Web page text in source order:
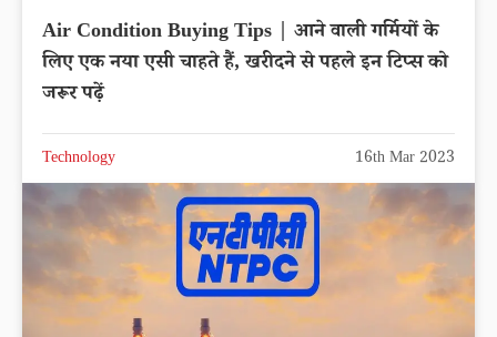
Air Condition Buying Tips | आने वाली गर्मियों के
लिए एक नया एसी चाहते हैं, खरीदने से पहले इन टिप्स को
जरूर पढ़ें
Technology 16th Mar 2023